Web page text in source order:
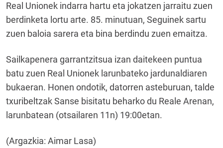
Real Unionek indarra hartu eta jokatzen jarraitu zuen
berdinketa lortu arte. 85. minutuan, Seguinek sartu
zuen baloia sarera eta bina berdindu zuen emaitza.
Sailkapenera garrantzitsua izan daitekeen puntua
batu zuen Real Unionek larunbateko jardunaldiaren
bukaeran. Honen ondotik, datorren asteburuan, talde
txuribeltzak Sanse bisitatu beharko du Reale Arenan,
larunbatean (otsailaren 11n) 19:00etan.
(Argazkia: Aimar Lasa)